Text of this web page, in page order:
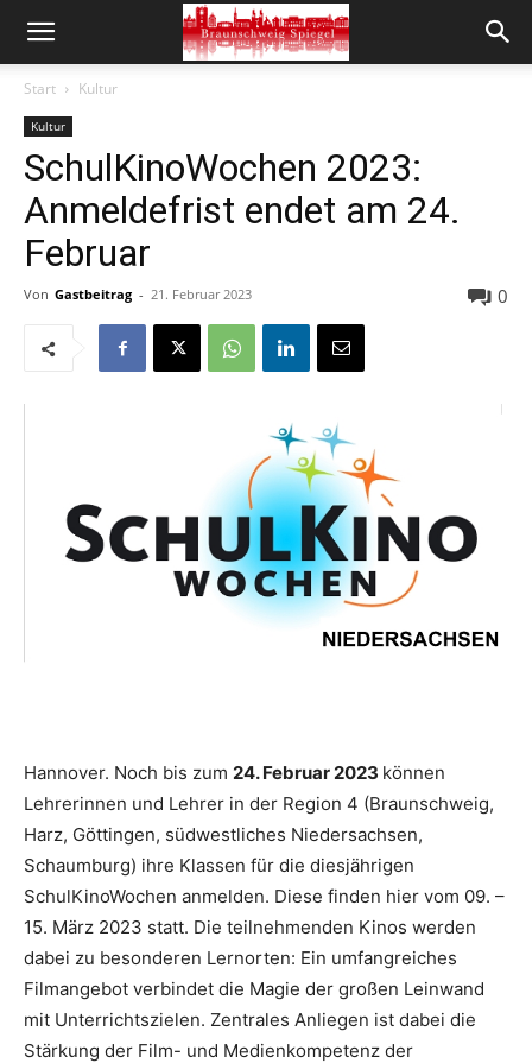
Start Kultur
Kultur
SchulKinoWochen 2023:
Anmeldefrist endet am 24.
Februar
Von Gastbeitrag - 21. Februar 2023 0
Hannover. Noch bis zum 24. Februar 2023 können
Lehrerinnen und Lehrer in der Region 4 (Braunschweig,
Harz, Göttingen, südwestliches Niedersachsen,
Schaumburg) ihre Klassen für die diesjährigen
SchulKinoWochen anmelden. Diese finden hier vom 09. –
15. März 2023 statt. Die teilnehmenden Kinos werden
dabei zu besonderen Lernorten: Ein umfangreiches
Filmangebot verbindet die Magie der großen Leinwand
mit Unterrichtszielen. Zentrales Anliegen ist dabei die
Stärkung der Film- und Medienkompetenz der